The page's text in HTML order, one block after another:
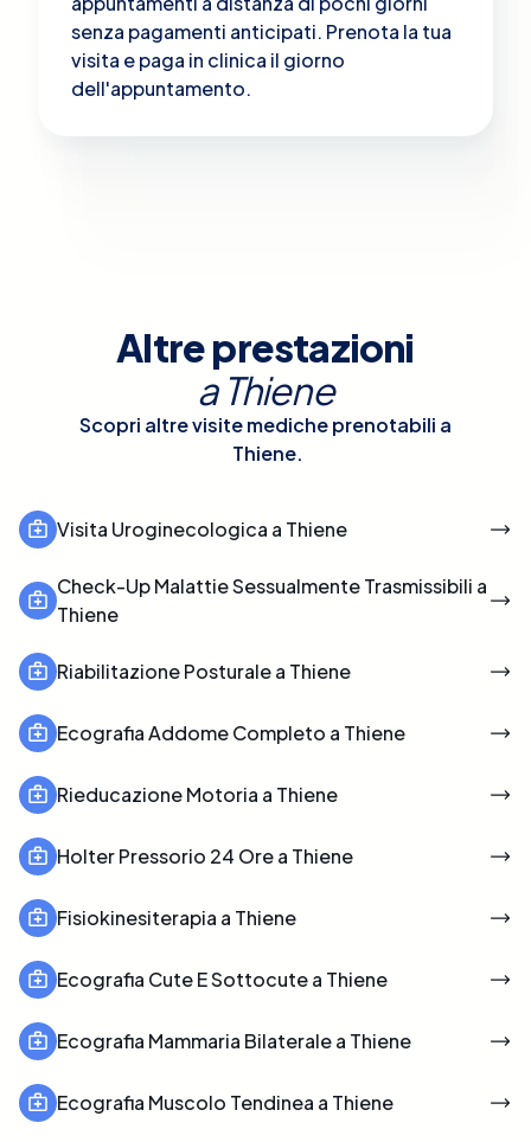
senza pagamenti anticipati. Prenota la tua
visita e paga in clinica il giorno
dell'appuntamento.
Altre prestazioni
a Thiene
Scopri altre visite mediche prenotabili a
Thiene.
Visita Uroginecologica a Thiene
Check-Up Malattie Sessualmente Trasmissibili a
Thiene
Riabilitazione Posturale a Thiene
Ecografia Addome Completo a Thiene
Rieducazione Motoria a Thiene
Holter Pressorio 24 Ore a Thiene
Fisiokinesiterapia a Thiene
Ecografia Cute E Sottocute a Thiene
Ecografia Mammaria Bilaterale a Thiene
Ecografia Muscolo Tendinea a Thiene